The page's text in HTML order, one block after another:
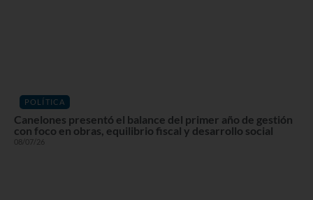
POLÍTICA
Canelones presentó el balance del primer año de gestión
con foco en obras, equilibrio fiscal y desarrollo social
08/07/26